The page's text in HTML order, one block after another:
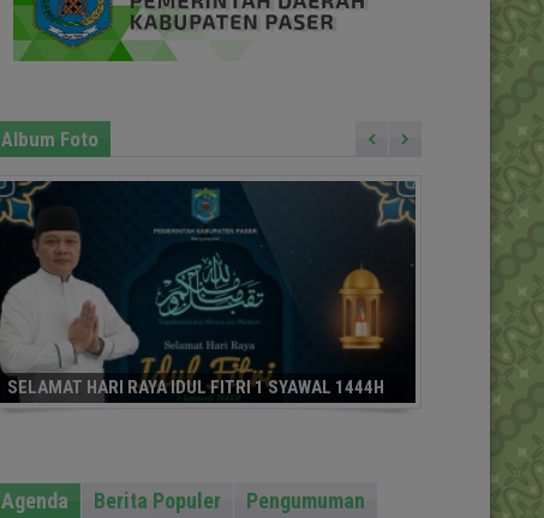
Album Foto
SELAMAT HARI RAYA IDUL FITRI 1 SYAWAL 1444H
Agenda Berita Populer Pengumuman